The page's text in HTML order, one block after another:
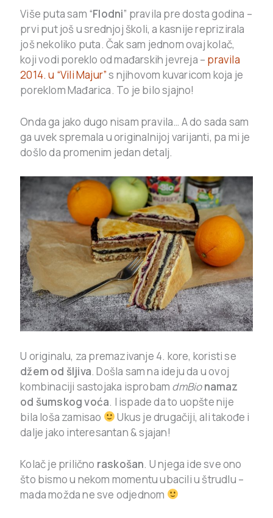
Više puta sam “Flodni” pravila pre dosta godina –
prvi put još u srednjoj školi, a kasnije reprizirala
još nekoliko puta. Čak sam jednom ovaj kolač,
koji vodi poreklo od mađarskih jevreja – pravila
2014. u “Vili Majur”s njihovom kuvaricom koja je
poreklom Mađarica. To je bilo sjajno!
Onda ga jako dugo nisam pravila… A do sada sam
ga uvek spremala u originalnijoj varijanti, pa mi je
došlo da promenim jedan detalj.
U originalu, za premazivanje 4. kore, koristi se
džem od šljiva. Došla sam na ideju da u ovoj
kombinaciji sastojaka isprobam dmBio namaz
od šumskog voća. I ispade da to uopšte nije
bila loša zamisao
Ukus je drugačiji, ali takođe i
dalje jako interesantan & sjajan!
Kolač je prilično raskošan. U njega ide sve ono
što bismo u nekom momentu ubacili u štrudlu –
mada možda ne sve odjednom